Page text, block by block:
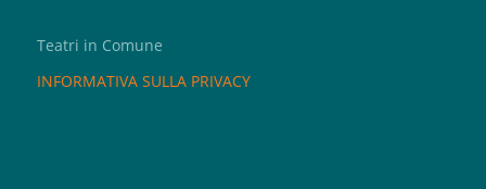
Teatri in Comune
INFORMATIVA SULLA PRIVACY